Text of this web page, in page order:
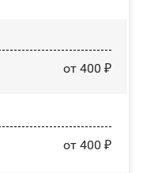
от 400 ₽
от 400 ₽